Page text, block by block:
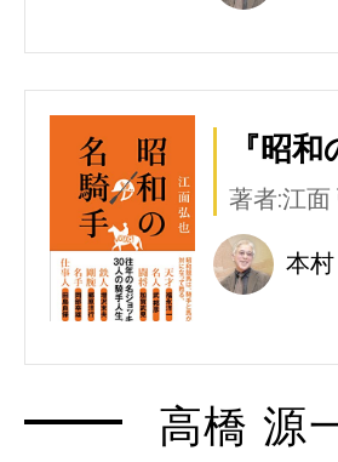
『昭
著者:江面
本
高橋 源